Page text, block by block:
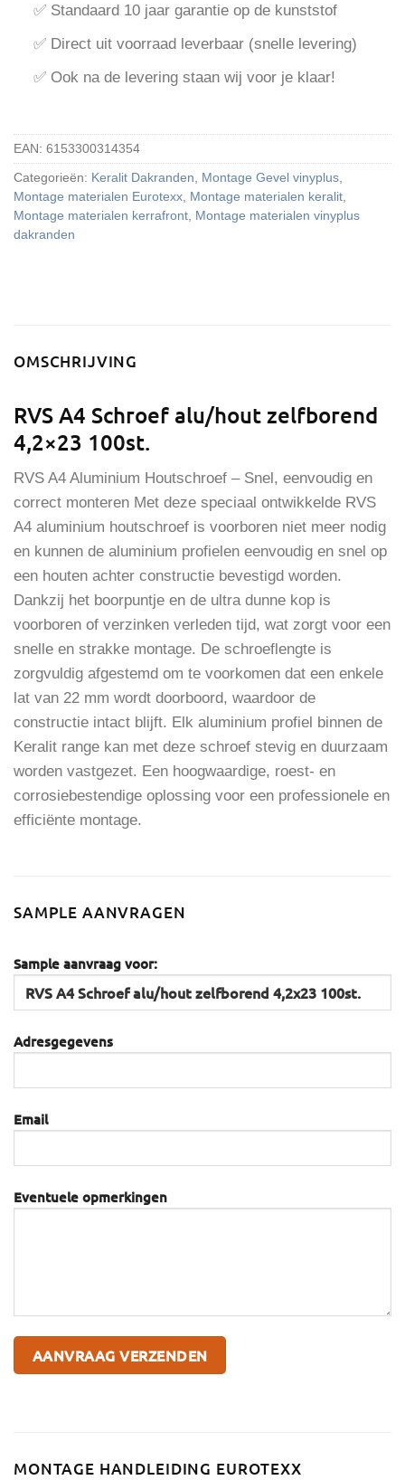
✅ Standaard 10 jaar garantie op de kunststof
✅ Direct uit voorraad leverbaar (snelle levering)
✅ Ook na de levering staan wij voor je klaar!
EAN: 6153300314354
Categorieën: Keralit Dakranden, Montage Gevel vinyplus,
Montage materialen Eurotexx, Montage materialen keralit,
Montage materialen kerrafront, Montage materialen vinyplus
dakranden
OMSCHRIJVING
RVS A4 Schroef alu/hout zelfborend
4,2×23 100st.
RVS A4 Aluminium Houtschroef – Snel, eenvoudig en
correct monteren Met deze speciaal ontwikkelde RVS
A4 aluminium houtschroef is voorboren niet meer nodig
en kunnen de aluminium profielen eenvoudig en snel op
een houten achter constructie bevestigd worden.
Dankzij het boorpuntje en de ultra dunne kop is
voorboren of verzinken verleden tijd, wat zorgt voor een
snelle en strakke montage. De schroeflengte is
zorgvuldig afgestemd om te voorkomen dat een enkele
lat van 22 mm wordt doorboord, waardoor de
constructie intact blijft. Elk aluminium profiel binnen de
Keralit range kan met deze schroef stevig en duurzaam
worden vastgezet. Een hoogwaardige, roest- en
corrosiebestendige oplossing voor een professionele en
efficiënte montage.
SAMPLE AANVRAGEN
Sample aanvraag voor:
Adresgegevens
Email
Eventuele opmerkingen
MONTAGE HANDLEIDING EUROTEXX